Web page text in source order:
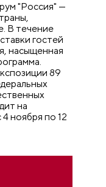
"Россия" —
В течение
гостей
насыщенная
89
на
ноября по 12